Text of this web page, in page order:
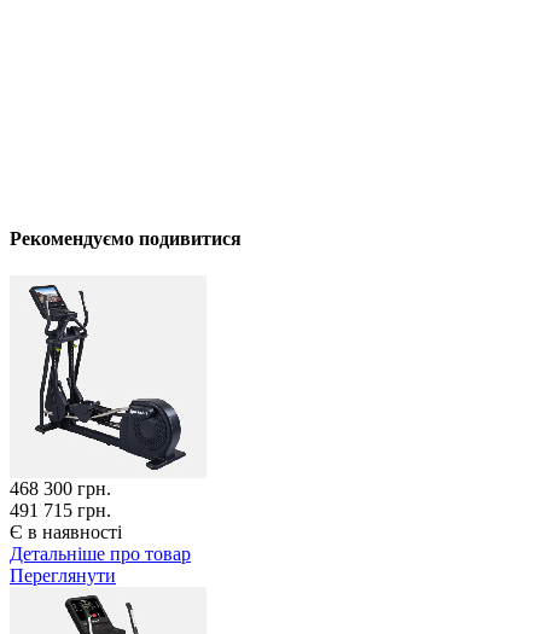
Рекомендуємо подивитися
468 300 грн.
491 715 грн.
Є в наявності
Детальніше про товар
Переглянути